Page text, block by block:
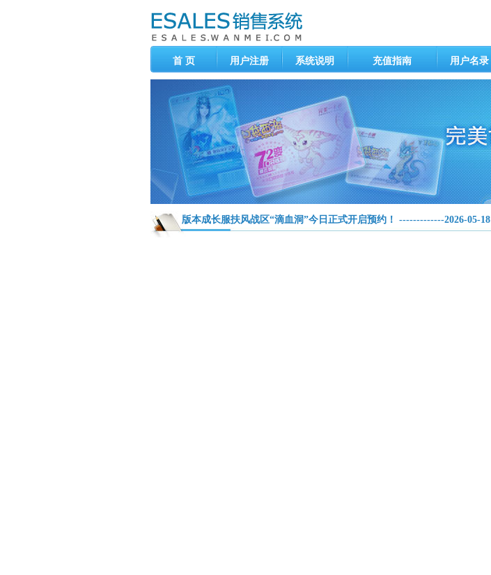
首 页 用户注册 系统说明 充值指南 用户名录
版本成长服扶风战区“滴血洞”今日正式开启预约！ -------------2026-05-18